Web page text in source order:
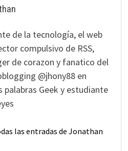
de la tecnología, el web
compulsivo de RSS,
de corazon y fanatico del
@jhony88 en
palabras Geek y estudiante
las entradas de Jonathan